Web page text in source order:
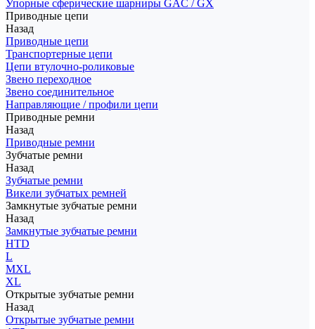
Упорные сферические шарниры GAC / GX
Приводные цепи
Назад
Приводные цепи
Транспортерные цепи
Цепи втулочно-роликовые
Звено переходное
Звено соединительное
Направляющие / профили цепи
Приводные ремни
Назад
Приводные ремни
Зубчатые ремни
Назад
Зубчатые ремни
Викели зубчатых ремней
Замкнутые зубчатые ремни
Назад
Замкнутые зубчатые ремни
HTD
L
MXL
XL
Открытые зубчатые ремни
Назад
Открытые зубчатые ремни